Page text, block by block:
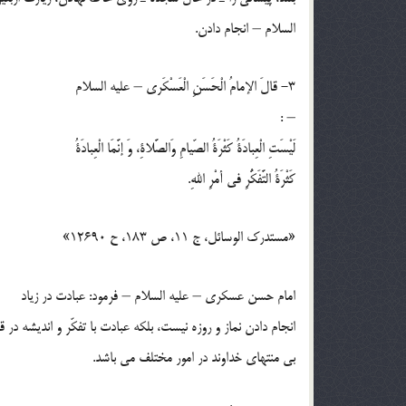
السلام – انجام دادن.
3- قالَ الإمامُ الْحَسَنِ الْعَسْكَري – عليه السلام
– :
لَيْسَتِ الْعِبادَةُ كَثْرَةُ الصّيامِ وَالصَّلاةِ، وَ إنَّمَا الْعِبادَةُ
كَثْرَةُ التَّفَكُّرِ في أمْرِ اللهِ.
«مستدرك الوسائل، ج 11، ص 183، ح 12690»
امام حسن عسكري – عليه السلام – فرمود: عبادت در زياد
انجام دادن نماز و روزه نيست، بلكه عبادت با تفكّر و انديشه
بي منتهاي خداوند در امور مختلف مي باشد.